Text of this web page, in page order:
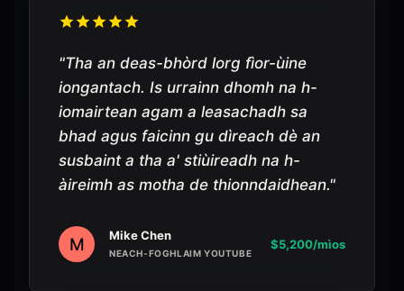
"Tha an deas-bhòrd lorg fìor-ùine
iongantach. Is urrainn dhomh na h-
iomairtean agam a leasachadh sa
bhad agus faicinn gu dìreach dè an
susbaint a tha a' stiùireadh na h-
àireimh as motha de thionndaidhean."
M Mike Chen
NEACH-FOGHLAIM YOUTUBE
$5,200/mìos